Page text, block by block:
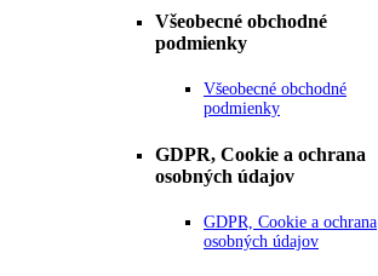
Všeobecné obchodné
podmienky
Všeobecné obchodné
podmienky
GDPR, Cookie a ochrana
osobných údajov
GDPR, Cookie a ochrana
osobných údajov